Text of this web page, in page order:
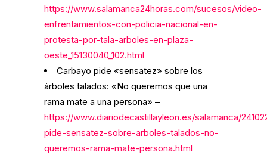
https://www.salamanca24horas.com/sucesos/video-
enfrentamientos-con-policia-nacional-en-
protesta-por-tala-arboles-en-plaza-
oeste_15130040_102.html
Carbayo pide «sensatez» sobre los
árboles talados: «No queremos que una
rama mate a una persona» –
https://www.diariodecastillayleon.es/salamanca/
pide-sensatez-sobre-arboles-talados-no-
queremos-rama-mate-persona.html